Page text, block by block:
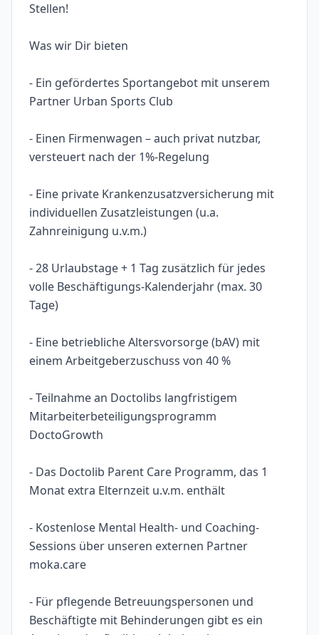
Stellen!
Was wir Dir bieten
- Ein gefördertes Sportangebot mit unserem
Partner Urban Sports Club
- Einen Firmenwagen – auch privat nutzbar,
versteuert nach der 1%-Regelung
- Eine private Krankenzusatzversicherung mit
individuellen Zusatzleistungen (u.a.
Zahnreinigung u.v.m.)
- 28 Urlaubstage + 1 Tag zusätzlich für jedes
volle Beschäftigungs-Kalenderjahr (max. 30
Tage)
- Eine betriebliche Altersvorsorge (bAV) mit
einem Arbeitgeberzuschuss von 40 %
- Teilnahme an Doctolibs langfristigem
Mitarbeiterbeteiligungsprogramm
DoctoGrowth
- Das Doctolib Parent Care Programm, das 1
Monat extra Elternzeit u.v.m. enthält
- Kostenlose Mental Health- und Coaching-
Sessions über unseren externen Partner
moka.care
- Für pflegende Betreuungspersonen und
Beschäftigte mit Behinderungen gibt es ein